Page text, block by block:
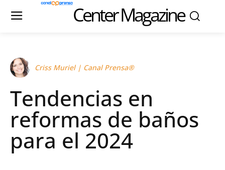
Center Magazine
Criss Muriel | Canal Prensa®
Tendencias en
reformas de baños
para el 2024